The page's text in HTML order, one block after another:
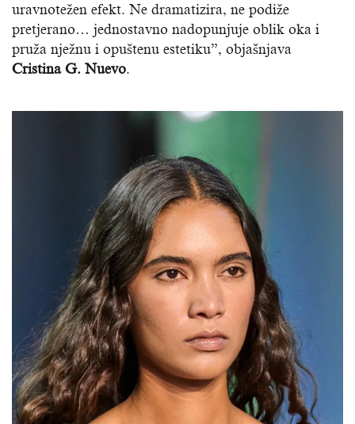
uravnotežen efekt. Ne dramatizira, ne podiže
pretjerano… jednostavno nadopunjuje oblik oka i
pruža nježnu i opuštenu estetiku”, objašnjava
Cristina G. Nuevo.